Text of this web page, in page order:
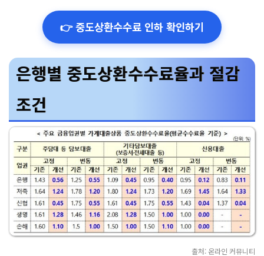
👉 중도상환수수료 인하 확인하기
은행별 중도상환수수료율과 절감
조건
출처: 온라인 커뮤니티